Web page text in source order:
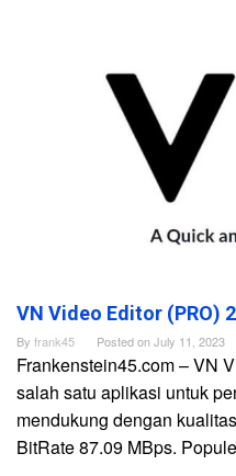
VN Video Editor (PRO)
By frank45 Posted onJuly 11, 2023
Frankenstein45.com – VN
salah satu aplikasi untuk
mendukung dengan
BitRate 87.09 MBps.